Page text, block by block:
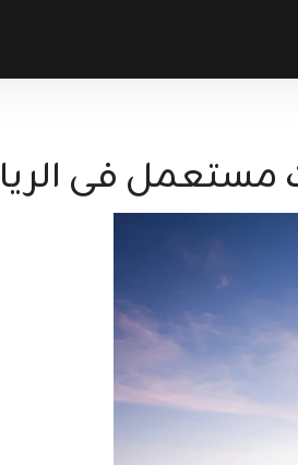
مستعمل فى